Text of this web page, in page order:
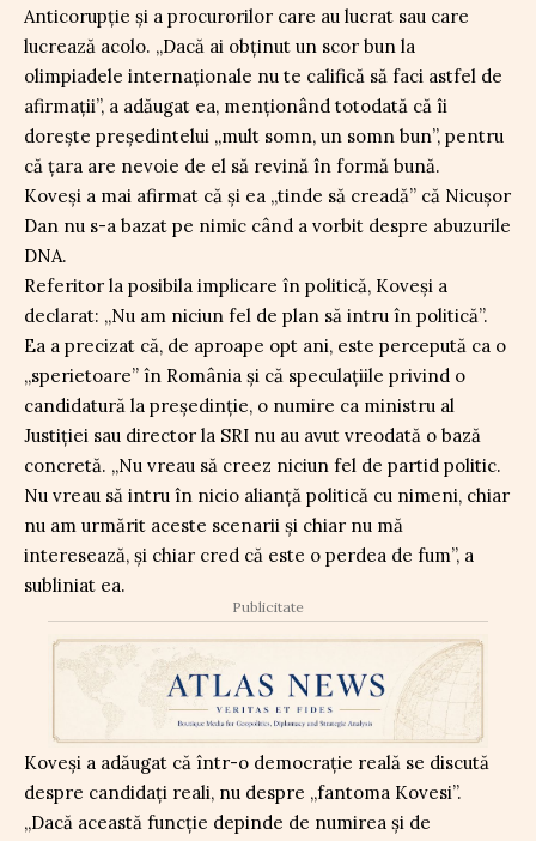
Anticorupție și a procurorilor care au lucrat sau care
lucrează acolo. „Dacă ai obținut un scor bun la
olimpiadele internaționale nu te califică să faci astfel de
afirmații”, a adăugat ea, menționând totodată că îi
dorește președintelui „mult somn, un somn bun”, pentru
că țara are nevoie de el să revină în formă bună.
Koveși a mai afirmat că și ea „tinde să creadă” că Nicușor
Dan nu s-a bazat pe nimic când a vorbit despre abuzurile
DNA.
Referitor la posibila implicare în politică, Koveși a
declarat: „Nu am niciun fel de plan să intru în politică”.
Ea a precizat că, de aproape opt ani, este percepută ca o
„sperietoare” în România și că speculațiile privind o
candidatură la președinție, o numire ca ministru al
Justiției sau director la SRI nu au avut vreodată o bază
concretă. „Nu vreau să creez niciun fel de partid politic.
Nu vreau să intru în nicio alianță politică cu nimeni, chiar
nu am urmărit aceste scenarii și chiar nu mă
interesează, și chiar cred că este o perdea de fum”, a
subliniat ea.
Publicitate
Koveși a adăugat că într-o democrație reală se discută
despre candidați reali, nu despre „fantoma Kovesi”.
„Dacă această funcție depinde de numirea și de